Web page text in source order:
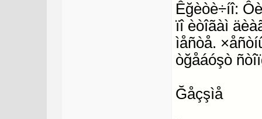
Êğèòè÷íî:
ïî èòîãàì
ìåñòå.
òğåáóşò
Ğåçşìå